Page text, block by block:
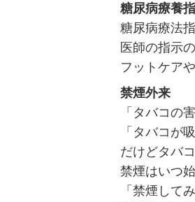
糖尿病療養
糖尿病療法
医師の指示
フットケア
禁煙外来
「タバコの
「タバコが
だけどタバ
禁煙はいつ
「禁煙して